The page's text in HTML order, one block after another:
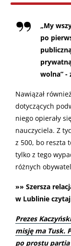
„My
po
wolna” -
Nawiązał
dotyczących
niego opierały
nauczyciela. Z
z 500, bo reszta
tylko z tego
różnych
»» Szersza
w Lublinie
Prezes
misję ma Tusk.
po prostu